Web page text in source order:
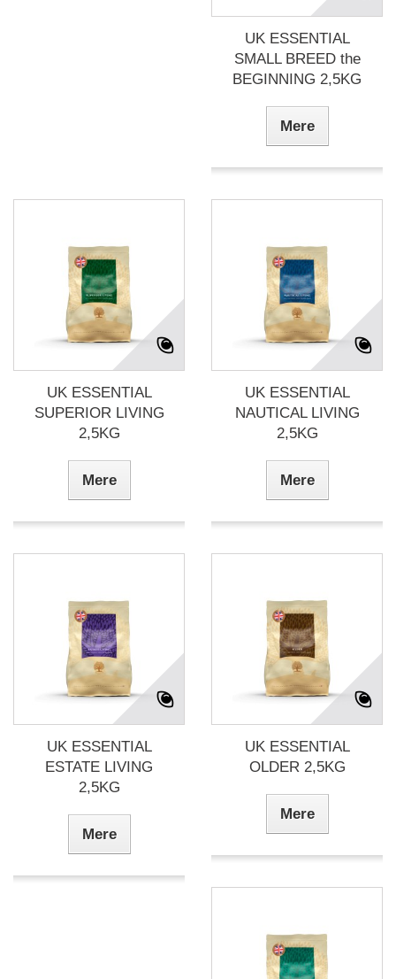
UK ESSENTIAL
SMALL BREED the
BEGINNING 2,5KG
Mere
UK ESSENTIAL
SUPERIOR LIVING
2,5KG
Mere
UK ESSENTIAL
NAUTICAL LIVING
2,5KG
Mere
UK ESSENTIAL
ESTATE LIVING
2,5KG
Mere
UK ESSENTIAL
OLDER 2,5KG
Mere